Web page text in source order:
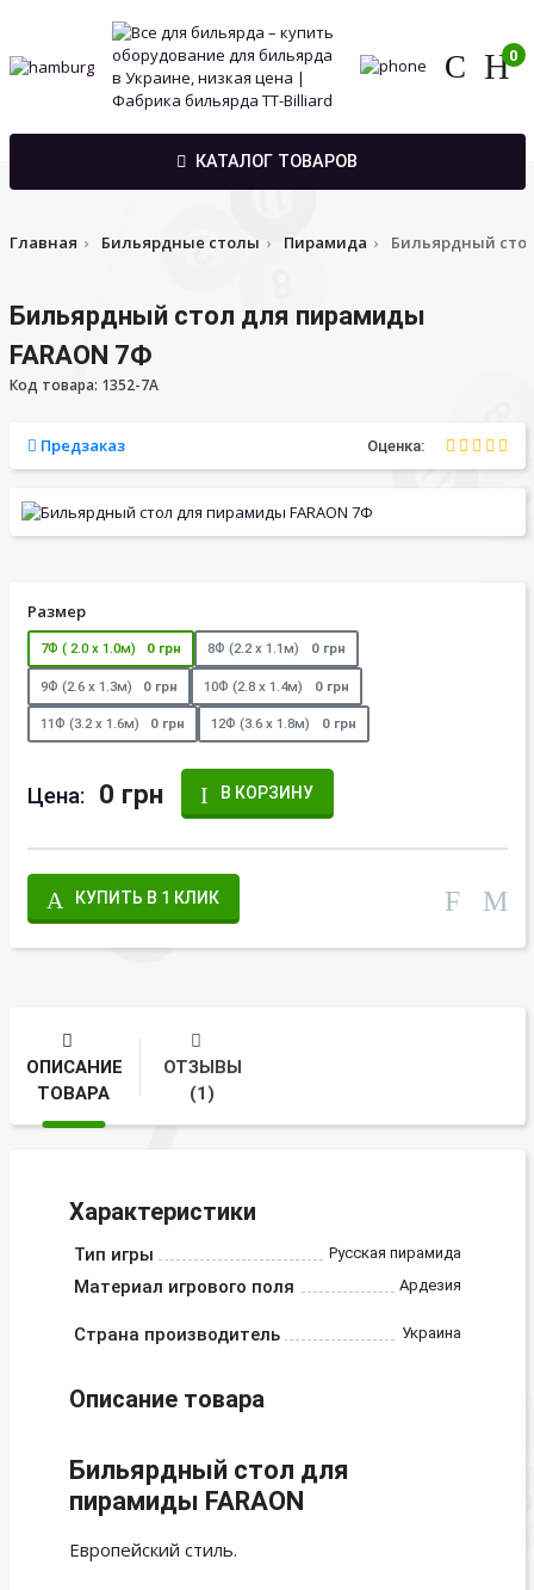
0
КАТАЛОГ ТОВАРОВ
Главная Бильярдные столы Пирамида Бильярдный
Бильярдный стол для пирамиды
FARAON 7Ф
Код товара: 1352-7A
Предзаказ Оценка:
Размер
7Ф ( 2.0 х 1.0м) 0 грн 8Ф (2.2 х 1.1м) 0 грн
9Ф (2.6 х 1.3м) 0 грн 10Ф (2.8 х 1.4м) 0 грн
11Ф (3.2 х 1.6м) 0 грн 12Ф (3.6 х 1.8м) 0 грн
Цена: 0 грн В КОРЗИНУ
КУПИТЬ В 1 КЛИК
ОПИСАНИЕ
ТОВАРА
ОТЗЫВЫ
(1)
Характеристики
Тип игры Русская пирамида
Материал игрового поля Ардезия
Страна производитель Украина
Описание товара
Бильярдный стол для
пирамиды FARAON
Европейский стиль.